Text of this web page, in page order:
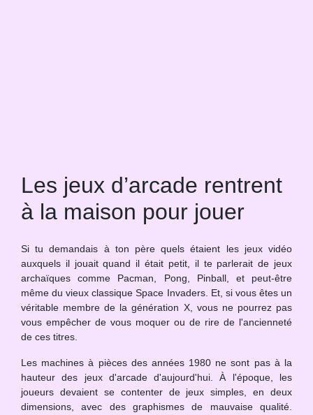
Les jeux d’arcade rentrent
à la maison pour jouer
Si tu demandais à ton père quels étaient les jeux vidéo
auxquels il jouait quand il était petit, il te parlerait de jeux
archaïques comme Pacman, Pong, Pinball, et peut-être
même du vieux classique Space Invaders. Et, si vous êtes un
véritable membre de la génération X, vous ne pourrez pas
vous empêcher de vous moquer ou de rire de l'ancienneté
de ces titres.
Les machines à pièces des années 1980 ne sont pas à la
hauteur des jeux d'arcade d'aujourd'hui. À l'époque, les
joueurs devaient se contenter de jeux simples, en deux
dimensions, avec des graphismes de mauvaise qualité.